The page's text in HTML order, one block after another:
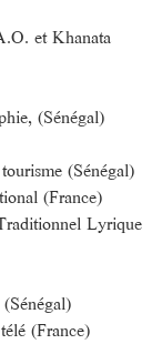
et Khanata
(Sénégal)
(Sénégal)
(France)
Lyrique
(France)